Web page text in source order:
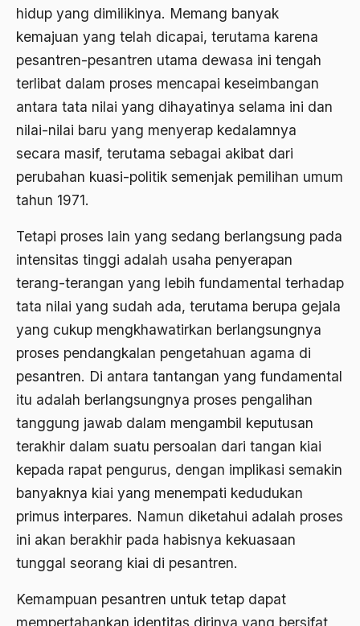
hidup yang dimilikinya. Memang banyak
kemajuan yang telah dicapai, terutama karena
pesantren-pesantren utama dewasa ini tengah
terlibat dalam proses mencapai keseimbangan
antara tata nilai yang dihayatinya selama ini dan
nilai-nilai baru yang menyerap kedalamnya
secara masif, terutama sebagai akibat dari
perubahan kuasi-politik semenjak pemilihan umum
tahun 1971.
Tetapi proses lain yang sedang berlangsung pada
intensitas tinggi adalah usaha penyerapan
terang-terangan yang lebih fundamental terhadap
tata nilai yang sudah ada, terutama berupa gejala
yang cukup mengkhawatirkan berlangsungnya
proses pendangkalan pengetahuan agama di
pesantren. Di antara tantangan yang fundamental
itu adalah berlangsungnya proses pengalihan
tanggung jawab dalam mengambil keputusan
terakhir dalam suatu persoalan dari tangan kiai
kepada rapat pengurus, dengan implikasi semakin
banyaknya kiai yang menempati kedudukan
primus interpares. Namun diketahui adalah proses
ini akan berakhir pada habisnya kekuasaan
tunggal seorang kiai di pesantren.
Kemampuan pesantren untuk tetap dapat
mempertahankan identitas dirinya yang bersifat
Ar-Raniry
arabisasi
arafat
area studies
Argentina
Ariel Saron
Ariel Sharon
Aristoteles
Arnold Y. Toynbeen
Arrigo Sacchi
Arswendo
Arswendo Atmowiloto
Arti Kepemimpinan
artikel gus dur
asal-usul tradisi keilmuan pesantren
Asas Islam